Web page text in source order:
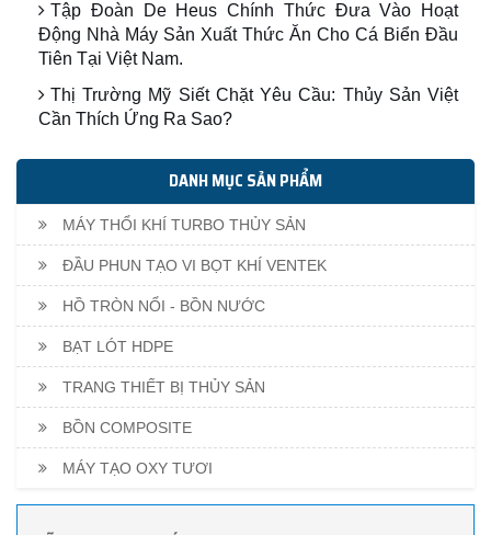
Tập Đoàn De Heus Chính Thức Đưa Vào Hoạt
Động Nhà Máy Sản Xuất Thức Ăn Cho Cá Biển Đầu
Tiên Tại Việt Nam.
Thị Trường Mỹ Siết Chặt Yêu Cầu: Thủy Sản Việt
Cần Thích Ứng Ra Sao?
DANH MỤC SẢN PHẨM
MÁY THỔI KHÍ TURBO THỦY SẢN
ĐẦU PHUN TẠO VI BỌT KHÍ VENTEK
HỒ TRÒN NỔI - BỒN NƯỚC
BẠT LÓT HDPE
TRANG THIẾT BỊ THỦY SẢN
BỒN COMPOSITE
MÁY TẠO OXY TƯƠI